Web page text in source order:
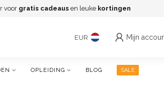
voor gratis cadeaus en leuke kortingen
EUR Mijn
OPLEIDING BLOG SALE